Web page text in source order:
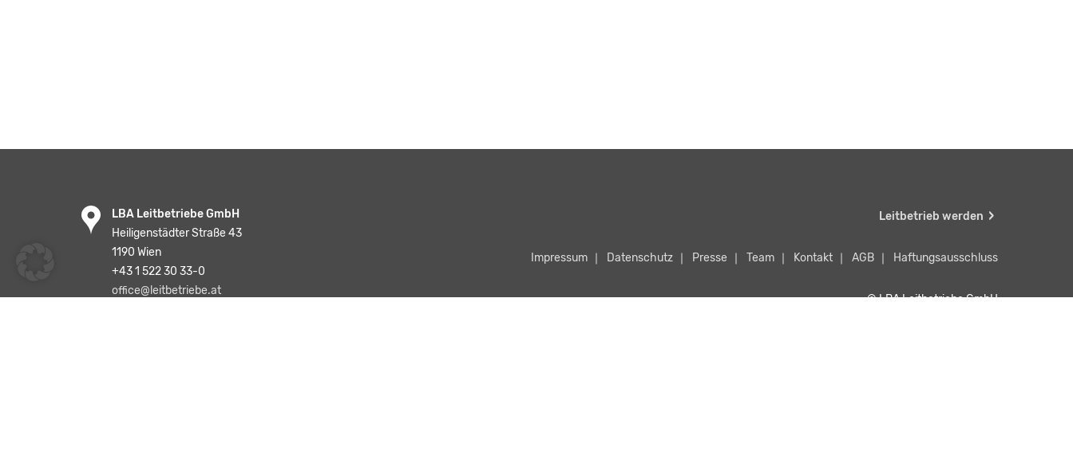
LBA Leitbetriebe GmbH
Heiligenstädter Straße 43
1190 Wien
+43 1 522 30 33-0
office@leitbetriebe.at
Leitbetrieb werden
Impressum Datenschutz Presse Team Kontakt AGB Haftungsausschluss
© LBA Leitbetriebe GmbH